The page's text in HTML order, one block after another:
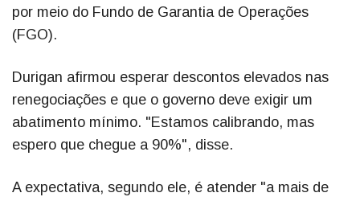
por meio do Fundo de Garantia de Operações
(FGO).
Durigan afirmou esperar descontos elevados nas
renegociações e que o governo deve exigir um
abatimento mínimo. "Estamos calibrando, mas
espero que chegue a 90%", disse.
A expectativa, segundo ele, é atender "a mais de